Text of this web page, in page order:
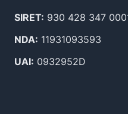
SIRET: 930 428 347
NDA: 11931093593
UAI: 0932952D